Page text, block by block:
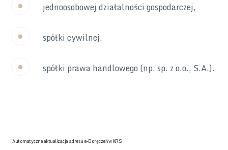
jednoosobowej działalności gospodarczej,
spółki cywilnej,
spółki prawa handlowego (np. sp. z o.o., S.A.).
Automatyczna aktualizacja adresu e-Doręczeń w KRS